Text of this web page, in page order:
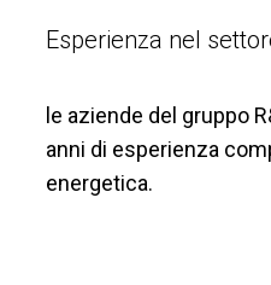
Esperienza nel
le aziende del gruppo
anni di esperienza
energetica.